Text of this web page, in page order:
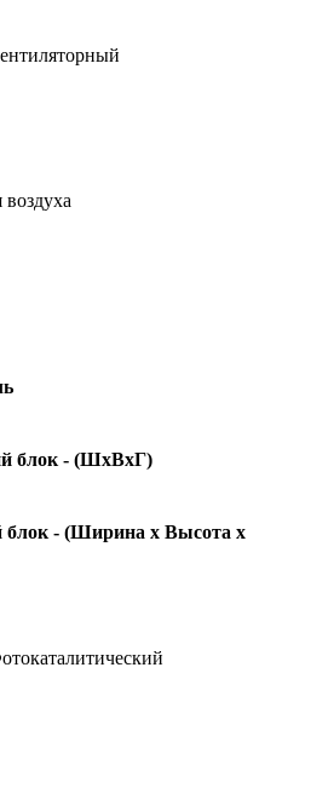
блок - (ШхВхГ)
- (Ширина х Высота х